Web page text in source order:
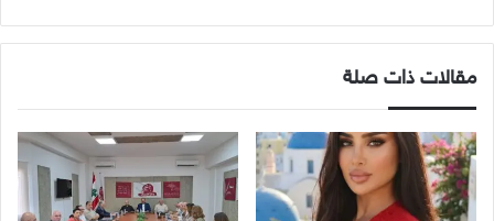
مقالات ذات صلة